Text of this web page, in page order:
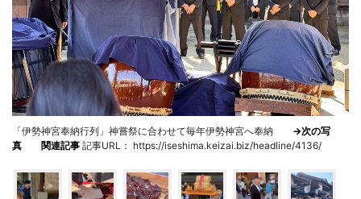
「伊勢神宮奉納行列」神嘗祭に合わせて毎年伊勢神宮へ奉納 →次の写
真
関連記事 記事URL： https://iseshima.keizai.biz/headline/4136/